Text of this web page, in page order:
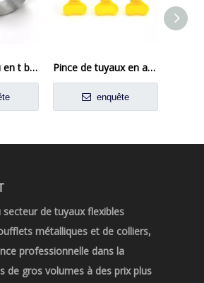
Pince de tuyau en t boulon en tool en acier inoxydable Pince de tuyaux en acier inoxydable de style américain avec poignée en plastique
enquête
secteur de tuyaux flexibles
métalliques et de colliers,
professionnelle dans la
de gros volumes à des prix plus